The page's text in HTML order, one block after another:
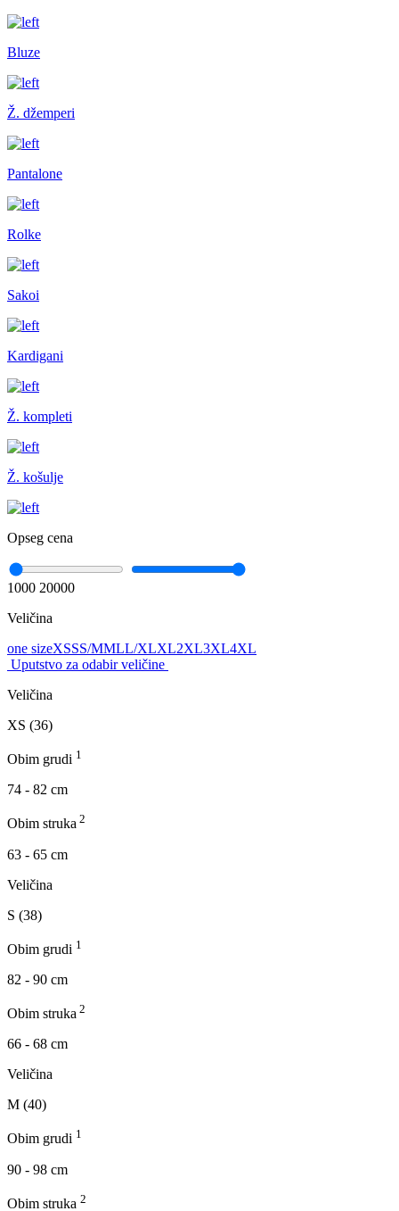
Bluze
Ž. džemperi
Pantalone
Rolke
Sakoi
Kardigani
Ž. kompleti
Ž. košulje
Opseg cena
1000 20000
Veličina
one sizeXSSS/MMLL/XLXL2XL3XL4XL
Uputstvo za odabir veličine
Veličina
XS (36)
Obim grudi 1
74 - 82 cm
Obim struka 2
63 - 65 cm
Veličina
S (38)
Obim grudi 1
82 - 90 cm
Obim struka 2
66 - 68 cm
Veličina
M (40)
Obim grudi 1
90 - 98 cm
Obim struka 2